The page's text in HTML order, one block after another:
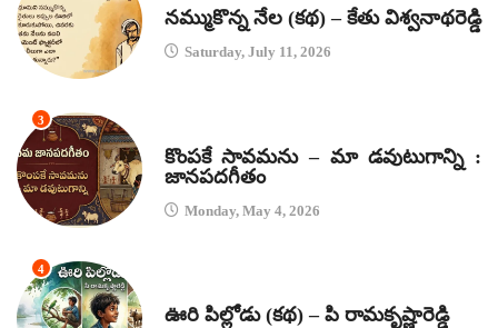
నమ్ముకొన్న నేల (కథ) – కేతు విశ్వనాథరెడ్డి
Saturday, July 11, 2026
3
కొంపకే సావమను – మా డవుటుగాన్ని :
జానపదగీతం
Monday, May 4, 2026
4
ఊరి పిల్లోడు (కథ) – పి రామకృష్ణారెడ్డి